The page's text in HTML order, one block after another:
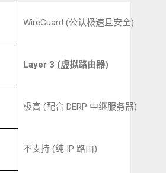
WireGuard (公认极速且安全)
Layer 3 (虚拟路由器)
极高 (配合 DERP 中继服务器)
不支持 (纯 IP 路由)